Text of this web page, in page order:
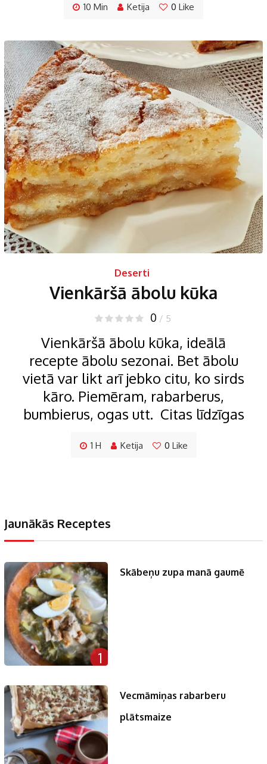
10 Min Ketija 0 Like
Deserti
Vienkāršā ābolu kūka
0 / 5
Vienkāršā ābolu kūka, ideālā
recepte ābolu sezonai. Bet ābolu
vietā var likt arī jebko citu, ko sirds
kāro. Piemēram, rabarberus,
bumbierus, ogas utt. Citas līdzīgas
1 H Ketija 0 Like
Jaunākās Receptes
1
Skābeņu zupa manā gaumē
Vecmāmiņas rabarberu
plātsmaize